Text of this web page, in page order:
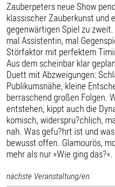
Zauberpeters neue Show
klassischer Zauberkunst und
gegenwärtigen Spiel zu
mal Assistentin, mal
Störfaktor mit perfektem
Aus dem scheinbar klar
Duett mit Abzweigungen:
Publikumsnähe, kleine
berraschend großen Folgen.
entstehen, kippt auch die
komisch, widerspru?chlich,
nah. Was gefu?hrt ist und
bewusst offen. Glamourös,
mehr als nur »Wie ging das?«.
nächste Veranstaltung/en: